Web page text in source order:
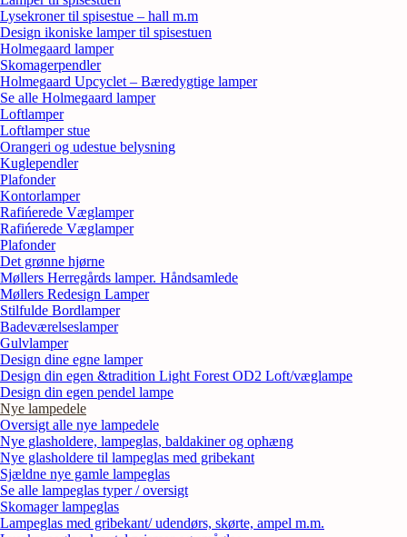
Lysekroner til spisestue – hall m.m
Design ikoniske lamper til spisestuen
Holmegaard lamper
Skomagerpendler
Holmegaard Upcyclet – Bæredygtige lamper
Se alle Holmegaard lamper
Loftlamper
Loftlamper stue
Orangeri og udestue belysning
Kuglependler
Plafonder
Kontorlamper
Rafińerede Væglamper
Rafińerede Væglamper
Plafonder
Det grønne hjørne
Møllers Herregårds lamper. Håndsamlede
Møllers Redesign Lamper
Stilfulde Bordlamper
Badeværelseslamper
Gulvlamper
Design dine egne lamper
Design din egen &tradition Light Forest OD2 Loft/væglampe
Design din egen pendel lampe
Nye lampedele
Oversigt alle nye lampedele
Nye glasholdere, lampeglas, baldakiner og ophæng
Nye glasholdere til lampeglas med gribekant
Sjældne nye gamle lampeglas
Se alle lampeglas typer / oversigt
Skomager lampeglas
Lampeglas med gribekant/ udendørs, skørte, ampel m.m.